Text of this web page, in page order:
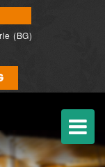
(BG)